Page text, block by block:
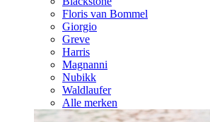
Floris van Bommel
Giorgio
Greve
Harris
Magnanni
Nubikk
Waldlaufer
Alle merken